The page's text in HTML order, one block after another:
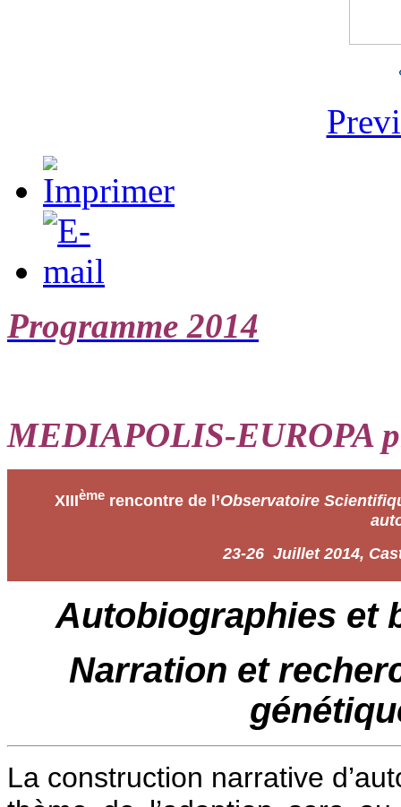
Programme 2014
MEDIAPOLIS-EUROPA
XIIIèmerencontre de l’Observatoire
23-26 Juillet 2014,
Autobiographies et
Narration et
La construction narrative